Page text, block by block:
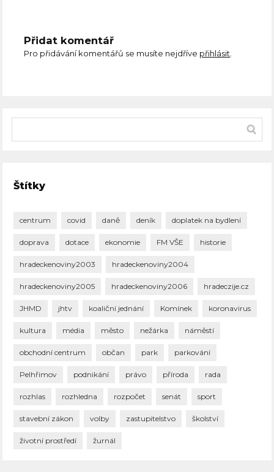
Přidat komentář
Pro přidávání komentářů se musíte nejdříve přihlásit.
Štítky
centrum covid daně deník doplatek na bydlení
doprava dotace ekonomie FM VŠE historie
hradeckenoviny2003 hradeckenoviny2004
hradeckenoviny2005 hradeckenoviny2006 hradeczije.cz
JHMD jhtv koaliční jednání Komínek koronavirus
kultura média město nežárka náměstí
obchodní centrum občan park parkování
Pelhřimov podnikání právo příroda rada
rozhlas rozhledna rozpočet senát sport
stavební zákon volby zastupitelstvo školství
životní prostředí žurnál